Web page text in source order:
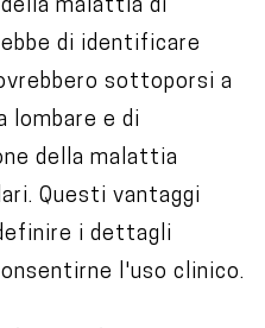
malattia di
di identificare
sottoporsi a
lombare e di
della malattia
Questi vantaggi
i dettagli
l'uso clinico.